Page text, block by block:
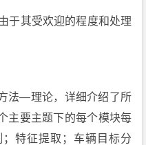
于其受欢迎的程度和处理
法—理论，详细介绍了所
主要主题下的每个模块每
特征提取；车辆目标分